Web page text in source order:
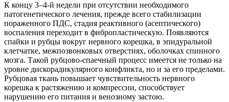
К концу 3–4-й недели при отсутствии необходимого
патогенетического лечения, прежде всего стабилизации
пораженного ПДС, стадия реактивного (асептического)
воспаления переходит в фибропластическую. Появляются
спайки и рубцы вокруг нервного корешка, в эпидуральной
клетчатке, межпозвонковых отверстиях, оболочках спинного
мозга. Такой рубцово-спаечный процесс имеется не только на
уровне дискорадикулярного конфликта, но и за его пределами.
Рубцовая ткань повышает чувствительность нервного
корешка к растяжению и компрессии, способствует
нарушению его питания и венозному застою.